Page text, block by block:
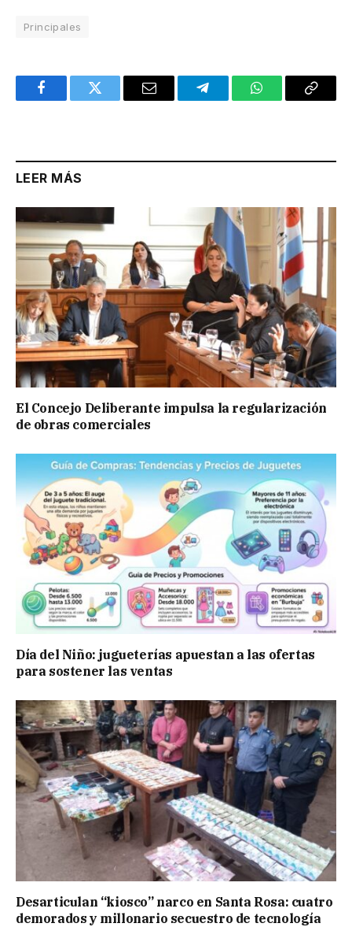
Principales
FacebookTwitter Email TelegramWhatsAppCopy
LEER MÁS
El Concejo Deliberante impulsa la regularización
de obras comerciales
Día del Niño: jugueterías apuestan a las ofertas
para sostener las ventas
Desarticulan “kiosco” narco en Santa Rosa: cuatro
demorados y millonario secuestro de tecnología